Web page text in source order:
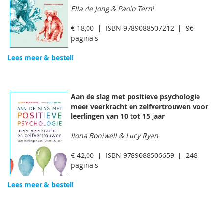
Ella de Jong & Paolo Terni
€ 18,00 | ISBN 9789088507212 | 96
pagina's
Lees meer & bestel!
Aan de slag met positieve psychologie
meer veerkracht en zelfvertrouwen voor
leerlingen van 10 tot 15 jaar
Ilona Boniwell & Lucy Ryan
€ 42,00 | ISBN 9789088506659 | 248
pagina's
Lees meer & bestel!